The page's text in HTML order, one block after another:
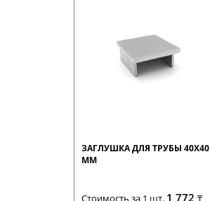
ЗАГЛУШКА ДЛЯ ТРУБЫ 40Х40
ММ
Стоимость за 1 шт. 1 772 ₸